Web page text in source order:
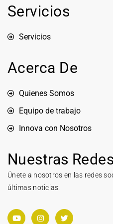
Servicios
Servicios
Acerca De
Quienes Somos
Equipo de trabajo
Innova con Nosotros
Nuestras Redes
Únete a nosotros en las redes
últimas noticias.